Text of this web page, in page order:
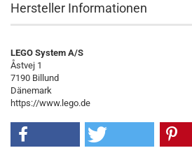
Hersteller Informationen
LEGO System A/S
Åstvej 1
7190 Billund
Dänemark
https://www.lego.de